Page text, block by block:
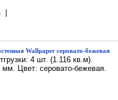
Wallpaper серовато-бежевая
4 шт. (1.116 кв.м).
Цвет: серовато-бежевая.